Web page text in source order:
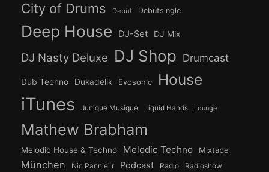
City of Drums Debüt Debütsingle
Deep House DJ-Set DJ Mix
DJ Nasty Deluxe DJ Shop Drumcast
Dub Techno Dukadelik Evosonic House
iTunes Junique Musique Liquid Hands Lounge
Mathew Brabham
Melodic House & Techno Melodic Techno Mixtape
München Nic Pannie´r Podcast Radio Radioshow